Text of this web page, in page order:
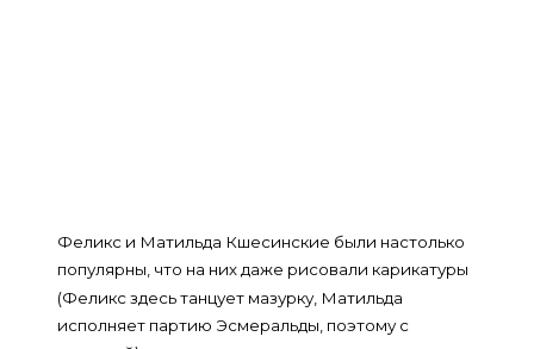
Феликс и Матильда Кшесинские были настолько
популярны, что на них даже рисовали карикатуры
(Феликс здесь танцует мазурку, Матильда
исполняет партию Эсмеральды, поэтому с